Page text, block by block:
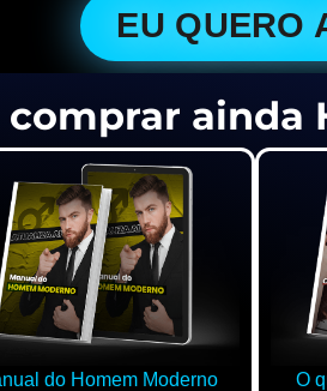
EU QUERO
ainda
do Homem Moderno
O